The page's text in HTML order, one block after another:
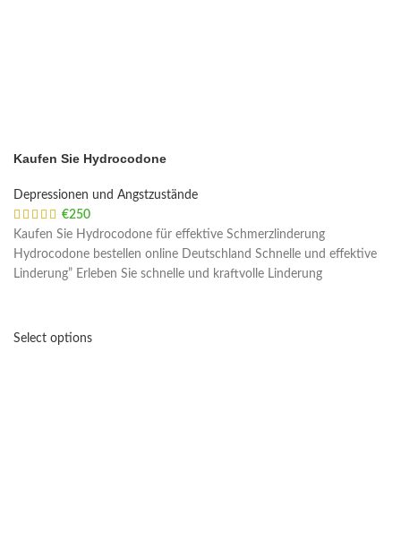
Kaufen Sie Hydrocodone
Depressionen und Angstzustände
€250
Kaufen Sie Hydrocodone für effektive Schmerzlinderung
Hydrocodone bestellen online Deutschland Schnelle und effektive
Linderung” Erleben Sie schnelle und kraftvolle Linderung
Select options